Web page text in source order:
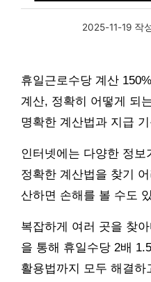
2025-11-19 작
휴일근로수당 계산
계산, 정확히 어떻게 되
명확한 계산법과 지급
인터넷에는 다양한 정
정확한 계산법을 찾기
산하면 손해를 볼 수도
복잡하게 여러 곳을 찾
을 통해 휴일수당 2배
활용법까지 모두 해결하